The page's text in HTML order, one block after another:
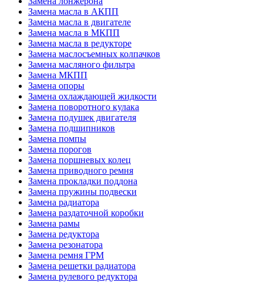
Замена масла в АКПП
Замена масла в двигателе
Замена масла в МКПП
Замена масла в редукторе
Замена маслосъемных колпачков
Замена масляного фильтра
Замена МКПП
Замена опоры
Замена охлаждающей жидкости
Замена поворотного кулака
Замена подушек двигателя
Замена подшипников
Замена помпы
Замена порогов
Замена поршневых колец
Замена приводного ремня
Замена прокладки поддона
Замена пружины подвески
Замена радиатора
Замена раздаточной коробки
Замена рамы
Замена редуктора
Замена резонатора
Замена ремня ГРМ
Замена решетки радиатора
Замена рулевого редуктора